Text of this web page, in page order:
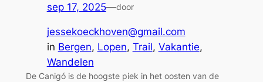
sep 17, 2025—door
jessekoeckhoven@gmail.com
in Bergen, Lopen, Trail, Vakantie
Wandelen
De Canigó is de hoogste piek in het oosten van de